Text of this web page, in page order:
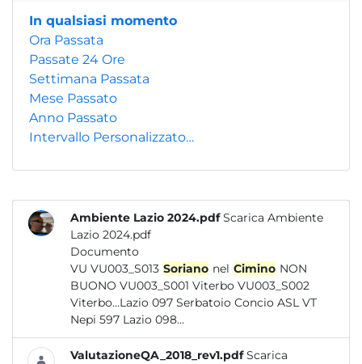
In qualsiasi momento
Ora Passata
Passate 24 Ore
Settimana Passata
Mese Passato
Anno Passato
Intervallo Personalizzato…
Ambiente Lazio 2024.pdf Scarica Ambiente
Lazio 2024.pdf
Documento
VU VU003_S013 Soriano nel Cimino
BUONO VU003_S001 Viterbo VU003_S002
Viterbo...Lazio 097 Serbatoio Concio ASL VT
Nepi 597 Lazio 098...
ValutazioneQA_2018_rev1.pdf Scarica